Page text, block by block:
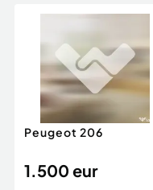
Animale de companie
Afaceri și
Inchiriere Bunuri si
Utilaje agricole si
Piese auto si accesorii
Dacia Duster
Peugeot 206
1.500 eur